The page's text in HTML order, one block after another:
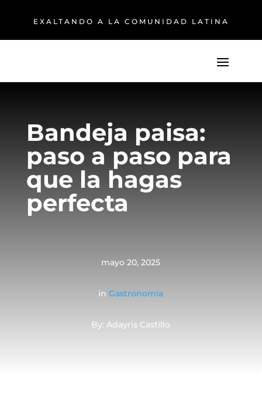
EXALTANDO A LA COMUNIDAD LATINA
Bandeja paisa:
paso a paso para
que la hagas
perfecta
mayo 20, 2025
inGastronomía
By: Adayris Castillo